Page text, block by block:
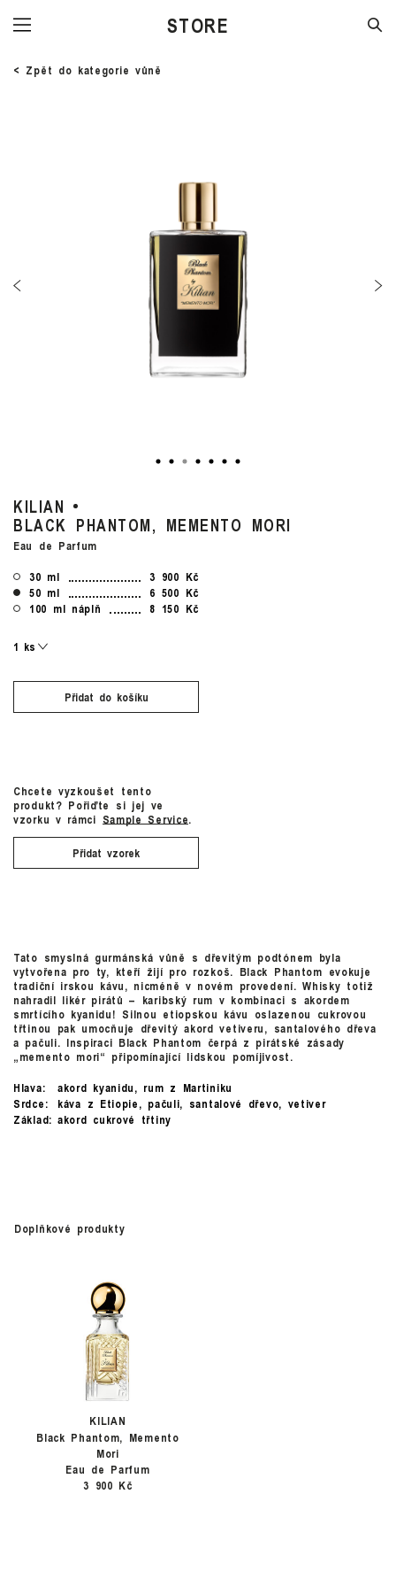
STORE
< Zpět do kategorie vůně
KILIAN
BLACK PHANTOM, MEMENTO MORI
Eau de Parfum
30 ml
3 900 Kč
50 ml
6 500 Kč
100 ml náplň
8 150 Kč
Přidat do košíku
Chcete vyzkoušet tento
produkt? Pořiďte si jej ve
vzorku v rámci Sample Service.
Přidat vzorek
Tato smyslná gurmánská vůně s dřevitým podtónem byla
vytvořena pro ty, kteří žijí pro rozkoš. Black Phantom evokuje
tradiční irskou kávu, nicméně v novém provedení. Whisky totiž
nahradil likér pirátů – karibský rum v kombinaci s akordem
smrtícího kyanidu! Silnou etiopskou kávu oslazenou cukrovou
třtinou pak umocňuje dřevitý akord vetiveru, santalového dřeva
a pačuli. Inspiraci Black Phantom čerpá z pirátské zásady
„memento mori“ připomínající lidskou pomíjivost.
Hlava:
akord kyanidu, rum z Martiniku
Srdce:
káva z Etiopie, pačuli, santalové dřevo, vetiver
Základ: akord cukrové třtiny
Doplňkové produkty
KILIAN
Black Phantom, Memento
Mori
Eau de Parfum
3 900 Kč